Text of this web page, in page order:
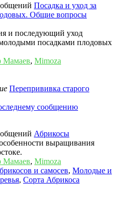
Посадка и уход за
Общие вопросы
и последующий уход
посадками плодовых
Мамаев, Mimoza
Перепрививка старого
сообщению
Абрикосы
выращивания
Мамаев, Mimoza
и самосев, Молодые и
, Сорта Абрикоса